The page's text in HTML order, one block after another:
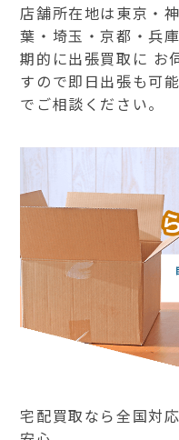
店舗所在地は東京・
葉・埼玉・京都・兵
期的に出張買取に お
すので即日出張も可
でご相談ください。
宅配買取なら全国対